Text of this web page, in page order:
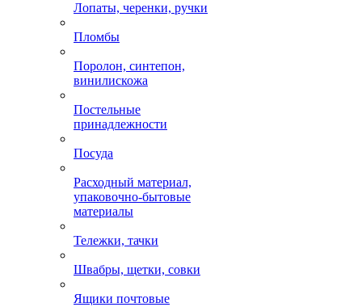
Лопаты, черенки, ручки
Пломбы
Поролон, синтепон,
винилискожа
Постельные
принадлежности
Посуда
Расходный материал,
упаковочно-бытовые
материалы
Тележки, тачки
Швабры, щетки, совки
Ящики почтовые